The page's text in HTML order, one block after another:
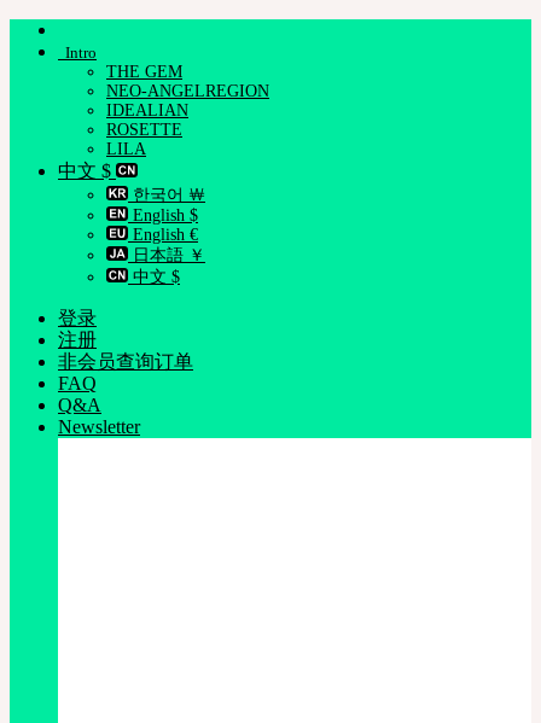
Intro
THE GEM
NEO-ANGELREGION
IDEALIAN
ROSETTE
LILA
中文 $
한국어 ￦
English $
English €
日本語 ￥
中文 $
登录
注册
非会员查询订单
FAQ
Q&A
Newsletter